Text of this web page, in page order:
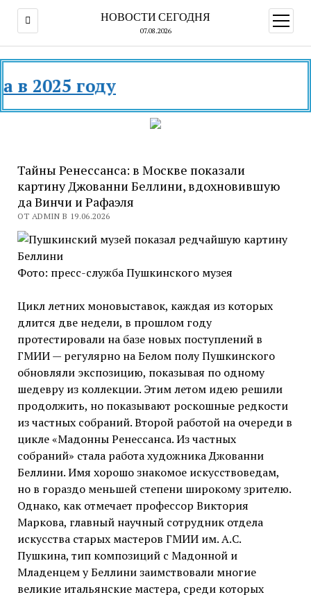
НОВОСТИ СЕГОДНЯ
07.08.2026
меню
Тайны Ренессанса: в Москве показали
картину Джованни Беллини, вдохновившую
да Винчи и Рафаэля
ОТ ADMIN В 19.06.2026
Фото: пресс-служба Пушкинского музея
Цикл летних моновыставок, каждая из которых
длится две недели, в прошлом году
протестировали на базе новых поступлений в
ГМИИ — регулярно на Белом полу Пушкинского
обновляли экспозицию, показывая по одному
шедевру из коллекции. Этим летом идею решили
продолжить, но показывают роскошные редкости
из частных собраний. Второй работой на очереди в
цикле «Мадонны Ренессанса. Из частных
собраний» стала работа художника Джованни
Беллини. Имя хорошо знакомое искусствоведам,
но в гораздо меньшей степени широкому зрителю.
Однако, как отмечает профессор Виктория
Маркова, главный научный сотрудник отдела
искусства старых мастеров ГМИИ им. А.С.
Пушкина, тип композиций с Мадонной и
Младенцем у Беллини заимствовали многие
великие итальянские мастера, среди которых